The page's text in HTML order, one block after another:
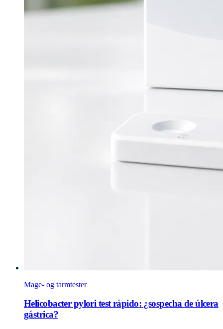
Mage- og tarmtester
Helicobacter pylori test rápido: ¿sospecha de úlcera
gástrica?